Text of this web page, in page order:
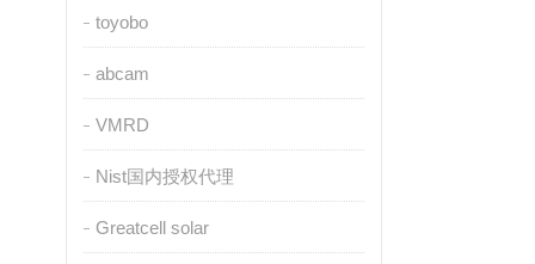
toyobo
abcam
VMRD
Nist国内授权代理
Greatcell solar